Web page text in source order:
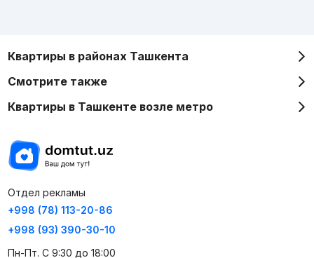
Квартиры в районах Ташкента
Смотрите также
Квартиры в Ташкенте возле метро
Отдел рекламы
+998 (78) 113-20-86
+998 (93) 390-30-10
Пн-Пт. С 9:30 до 18:00